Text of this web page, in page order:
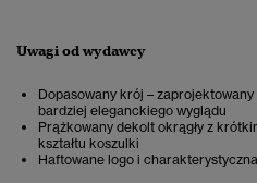
Uwagi od wydawcy
Dopasowany krój –
bardziej eleganckiego wyglądu
Prążkowany dekolt okrągły z
kształtu koszulki
Haftowane logo i